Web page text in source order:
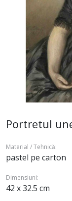
Portretul
Material / Tehnică:
pastel pe carton
Dimensiuni:
42 x 32.5 cm